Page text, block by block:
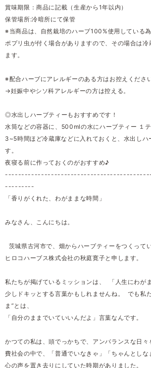
賞味期限：商品に記載（生産から1年以内）
保管場所:冷暗所にて保管
※当商品は、自然栽培のハーブ100%使用している為
ポプリ虫が付く場合がありますので、その場合は冷
ます。
※配合ハーブにアレルギーのある方はお控えください
→妊娠中やシソ科アレルギーの方は控える。
◎水出しハーブティーもおすすめです！
水筒などの容器に、500mlの水にハーブティー １テ
3~5時間ほど冷蔵庫などに入れておくと、水出しハ
す。
夜寝る前に作っておくのがおすすめ♪
---------
「香りがくれた、わがままな時間」
みなさん、こんにちは。
茨城県古河市で、畑からハーブティーをつくって
ヒロコハーブス株式会社の秋庭寛子と申します。
私たちが掲げているミッションは、 「人生にわが
少しドキッとする言葉かもしれませんね。 でも私
ま”とは、
「自分のままでいていいんだよ」言葉なんです。
かつての私は、頭でっかちで、アンバランスな日
費社会の中で、「普通でいなきゃ」「ちゃんとし
心の声を置き去りにしていた時期がありました。